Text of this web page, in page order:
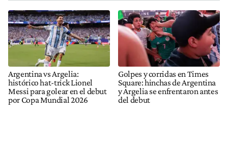
Argentina vs Argelia:
histórico hat-trick Lionel
Messi para golear en el debut
por Copa Mundial 2026
Golpes y corridas en Times
Square: hinchas de Argentina
y Argelia se enfrentaron antes
del debut